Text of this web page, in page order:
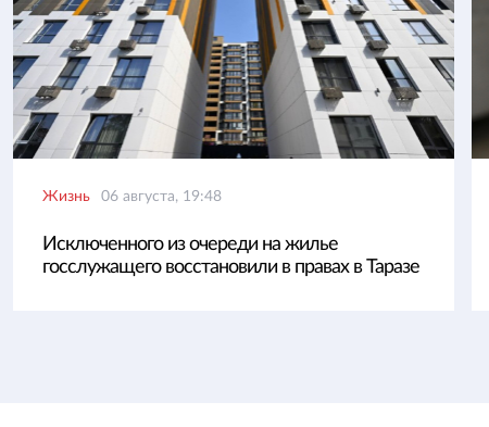
Жизнь 06 августа, 19:48
Исключенного из очереди на жилье
госслужащего восстановили в правах в Таразе